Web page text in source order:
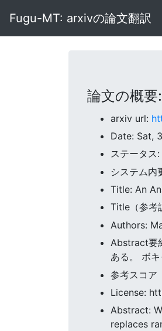
Fugu-MT: arxivの論文翻訳
論文の概
arxiv url:
Date: Sat,
ステータス
システム
Title: An
Title（参考
Authors:
Abstract要
ある。 ボ
参考スコ
License:
Abstract:
replaces